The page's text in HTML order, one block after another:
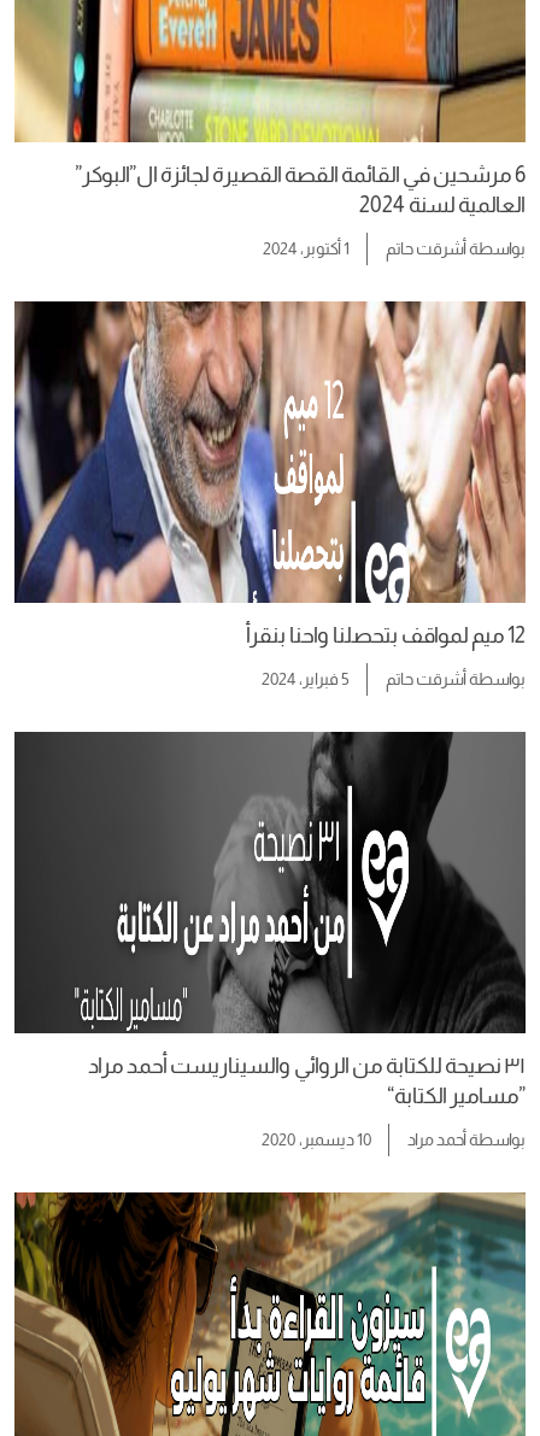
6 مرشحين في القائمة القصة القصيرة لجائزة ال”البوكر”
العالمية لسنة 2024
بواسطةأشرقت حاتم 1 أكتوبر، 2024
12 ميم لمواقف بتحصلنا واحنا بنقرأ
بواسطةأشرقت حاتم 5 فبراير، 2024
٣١ نصيحة للكتابة من الروائي والسيناريست أحمد مراد
”مسامير الكتابة“
بواسطةأحمد مراد 10 ديسمبر، 2020